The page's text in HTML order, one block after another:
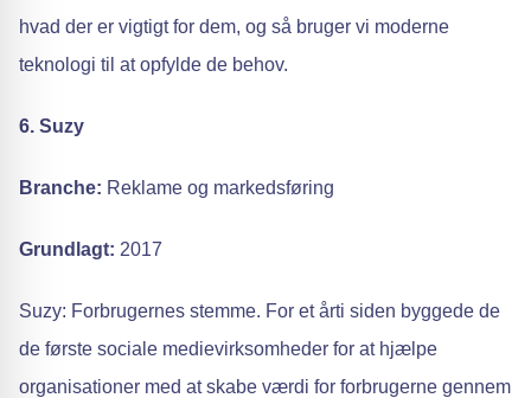
hvad der er vigtigt for dem, og så bruger vi moderne
teknologi til at opfylde de behov.
6. Suzy
Branche: Reklame og markedsføring
Grundlagt: 2017
Suzy: Forbrugernes stemme. For et årti siden byggede de
de første sociale medievirksomheder for at hjælpe
organisationer med at skabe værdi for forbrugerne gennem